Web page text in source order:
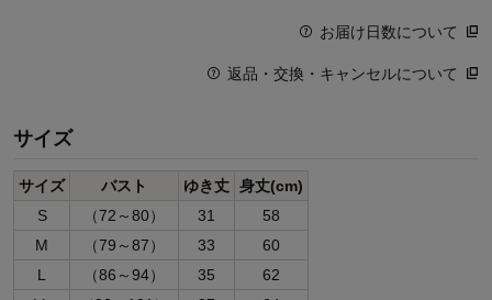
お届け日数について
返品・交換・キャンセルについて
サイズ
サイズ バスト ゆき丈 身丈(cm)
S
（72～80） 31
58
M
（79～87） 33
60
L
（86～94） 35
62